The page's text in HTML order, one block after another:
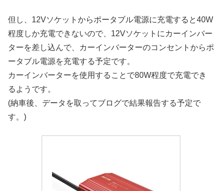
但し、12Vソケットからポータブル電源に充電すると40W
程度しか充電できないので、12Vソケットにカーインバー
ターを差し込んで、カーインバーターのコンセントからポ
ータブル電源を充電する予定です。
カーインバーターを使用することで80W程度で充電でき
るようです。
(納車後、データを取ってブログで結果報告する予定で
す。)